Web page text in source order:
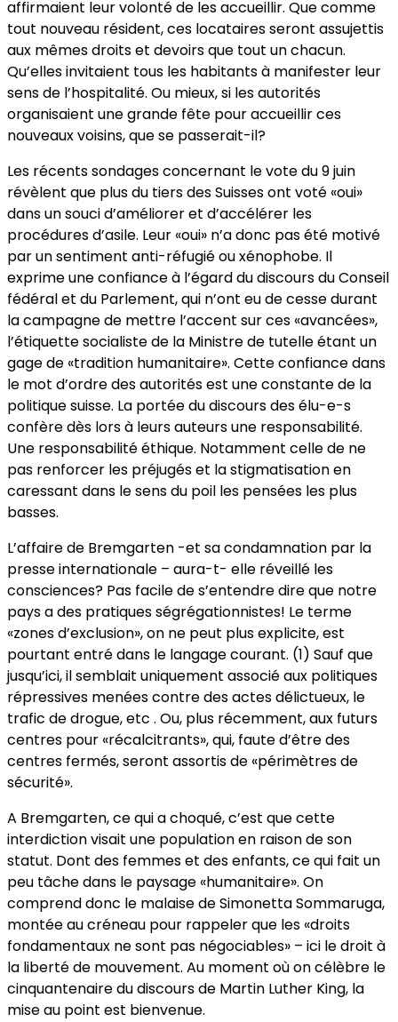
affirmaient leur volonté de les accueillir. Que comme
tout nouveau résident, ces locataires seront assujettis
aux mêmes droits et devoirs que tout un chacun.
Qu’elles invitaient tous les habitants à manifester leur
sens de l’hospitalité. Ou mieux, si les autorités
organisaient une grande fête pour accueillir ces
nouveaux voisins, que se passerait-il?
Les récents sondages concernant le vote du 9 juin
révèlent que plus du tiers des Suisses ont voté «oui»
dans un souci d’améliorer et d’accélérer les
procédures d’asile. Leur «oui» n’a donc pas été motivé
par un sentiment anti-réfugié ou xénophobe. Il
exprime une confiance à l’égard du discours du Conseil
fédéral et du Parlement, qui n’ont eu de cesse durant
la campagne de mettre l’accent sur ces «avancées»,
l’étiquette socialiste de la Ministre de tutelle étant un
gage de «tradition humanitaire». Cette confiance dans
le mot d’ordre des autorités est une constante de la
politique suisse. La portée du discours des élu-e-s
confère dès lors à leurs auteurs une responsabilité.
Une responsabilité éthique. Notamment celle de ne
pas renforcer les préjugés et la stigmatisation en
caressant dans le sens du poil les pensées les plus
basses.
L’affaire de Bremgarten -et sa condamnation par la
presse internationale – aura-t- elle réveillé les
consciences? Pas facile de s’entendre dire que notre
pays a des pratiques ségrégationnistes! Le terme
«zones d’exclusion», on ne peut plus explicite, est
pourtant entré dans le langage courant. (1) Sauf que
jusqu’ici, il semblait uniquement associé aux politiques
répressives menées contre des actes délictueux, le
trafic de drogue, etc . Ou, plus récemment, aux futurs
centres pour «récalcitrants», qui, faute d’être des
centres fermés, seront assortis de «périmètres de
sécurité».
A Bremgarten, ce qui a choqué, c’est que cette
interdiction visait une population en raison de son
statut. Dont des femmes et des enfants, ce qui fait un
peu tâche dans le paysage «humanitaire». On
comprend donc le malaise de Simonetta Sommaruga,
montée au créneau pour rappeler que les «droits
fondamentaux ne sont pas négociables» – ici le droit à
la liberté de mouvement. Au moment où on célèbre le
cinquantenaire du discours de Martin Luther King, la
mise au point est bienvenue.